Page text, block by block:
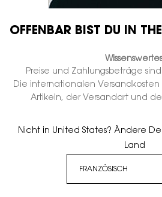
Liberated 06
OFFENBAR BIST DU IN
Preise und Zahlungsbeträge
Die internationalen
Artikeln, der Versandart und
Nicht in United States? Ändere
Land